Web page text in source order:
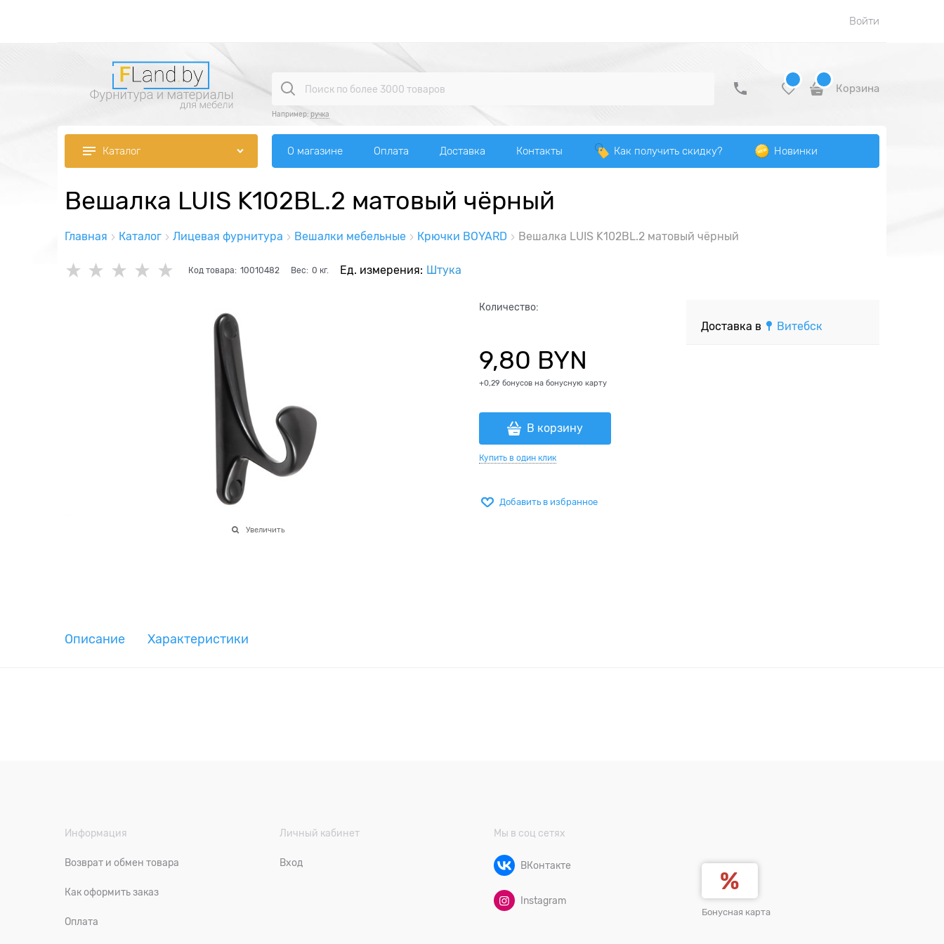
Войти
Например: ручка
Корзина
Каталог О магазине Оплата Доставка Контакты Как получить скидку? Новинки
Вешалка LUIS K102BL.2 матовый чёрный
Главная Каталог Лицевая фурнитура Вешалки мебельные Крючки BOYARD Вешалка LUIS K102BL.2 матовый чёрный
Код товара: 10010482 Вес: 0 кг. Ед. измерения: Штука
Увеличить
Количество:
9,80 BYN
+0,29 бонусов на бонусную карту
В корзину
Купить в один клик
Добавить в избранное
Доставка в Витебск
Описание Характеристики
Информация
Возврат и обмен товара
Как оформить заказ
Оплата
Личный кабинет
Вход
Мы в соц сетях
ВКонтакте
Instagram
Бонусная карта